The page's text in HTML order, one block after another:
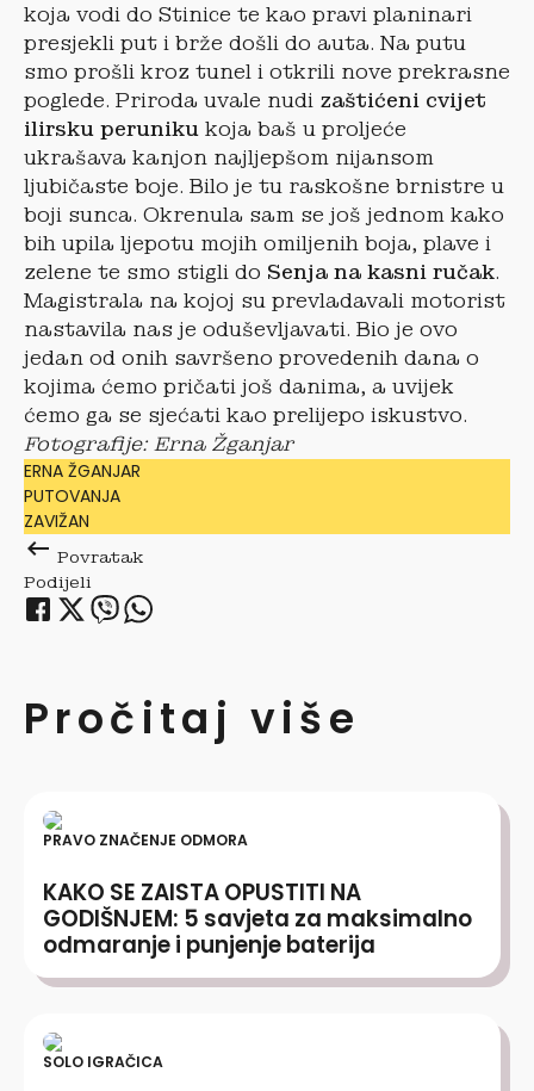
koja vodi do Stinice te kao pravi planinari
presjekli put i brže došli do auta. Na putu
smo prošli kroz tunel i otkrili nove prekrasne
poglede. Priroda uvale nudi zaštićeni cvijet
ilirsku peruniku koja baš u proljeće
ukrašava kanjon najljepšom nijansom
ljubičaste boje. Bilo je tu raskošne brnistre u
boji sunca. Okrenula sam se još jednom kako
bih upila ljepotu mojih omiljenih boja, plave i
zelene te smo stigli do Senja na kasni ručak.
Magistrala na kojoj su prevladavali motorist
nastavila nas je oduševljavati. Bio je ovo
jedan od onih savršeno provedenih dana o
kojima ćemo pričati još danima, a uvijek
ćemo ga se sjećati kao prelijepo iskustvo.
Fotografije: Erna Žganjar
ERNA ŽGANJAR
PUTOVANJA
ZAVIŽAN
keyboard_backspace Povratak
Podijeli
Pročitaj više
PRAVO ZNAČENJE ODMORA
KAKO SE ZAISTA OPUSTITI NA
GODIŠNJEM: 5 savjeta za maksimalno
odmaranje i punjenje baterija
SOLO IGRAČICA